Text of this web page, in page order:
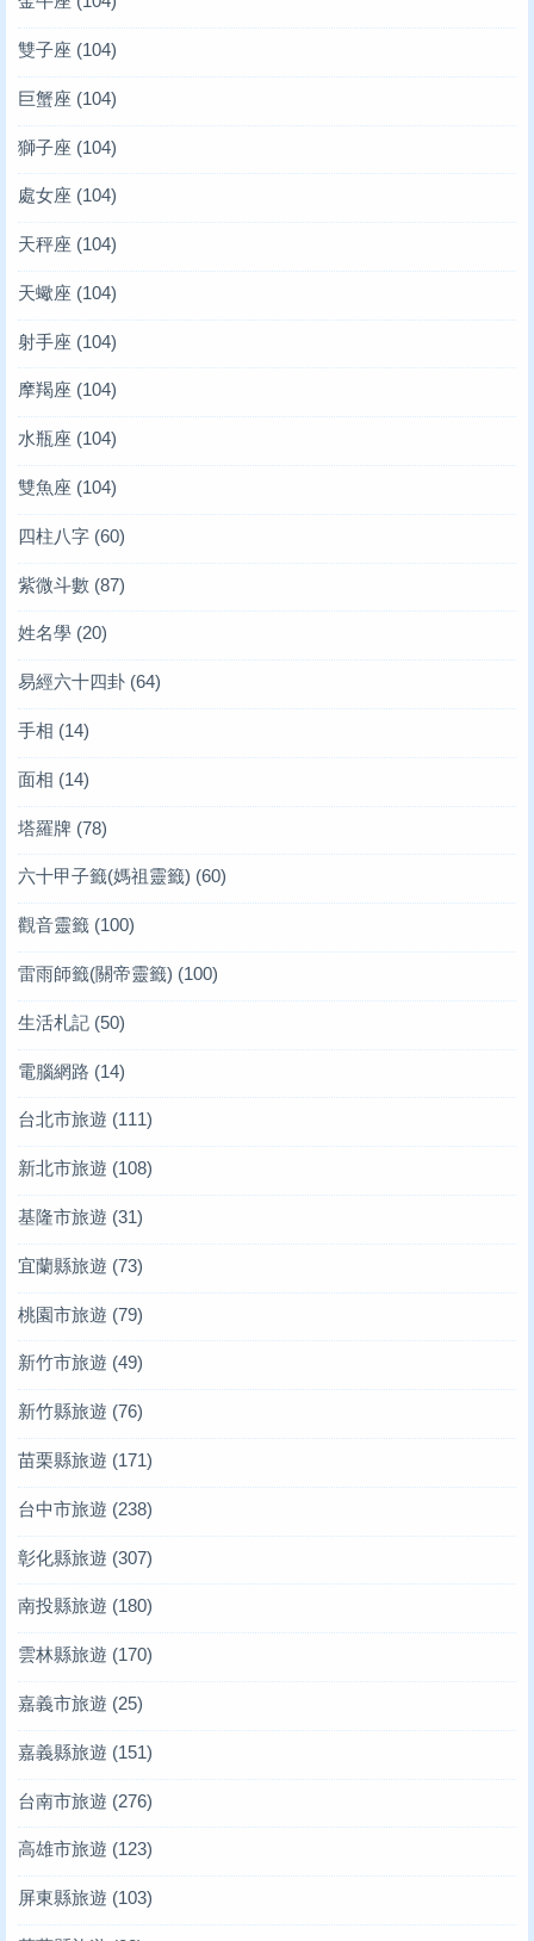
雙子座 (104)
巨蟹座 (104)
獅子座 (104)
處女座 (104)
天秤座 (104)
天蠍座 (104)
射手座 (104)
摩羯座 (104)
水瓶座 (104)
雙魚座 (104)
四柱八字 (60)
紫微斗數 (87)
姓名學 (20)
易經六十四卦 (64)
手相 (14)
面相 (14)
塔羅牌 (78)
六十甲子籤(媽祖靈籤) (60)
觀音靈籤 (100)
雷雨師籤(關帝靈籤) (100)
生活札記 (50)
電腦網路 (14)
台北市旅遊 (111)
新北市旅遊 (108)
基隆市旅遊 (31)
宜蘭縣旅遊 (73)
桃園市旅遊 (79)
新竹市旅遊 (49)
新竹縣旅遊 (76)
苗栗縣旅遊 (171)
台中市旅遊 (238)
彰化縣旅遊 (307)
南投縣旅遊 (180)
雲林縣旅遊 (170)
嘉義市旅遊 (25)
嘉義縣旅遊 (151)
台南市旅遊 (276)
高雄市旅遊 (123)
屏東縣旅遊 (103)